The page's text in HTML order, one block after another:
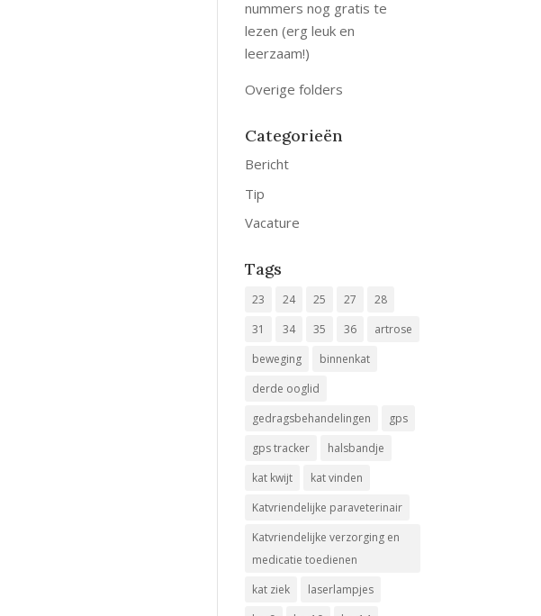
nummers nog gratis te
lezen (erg leuk en
leerzaam!)
Overige folders
Categorieën
Bericht
Tip
Vacature
Tags
23 24 25 27
28
31
34 35 36
artrose
beweging
binnenkat
derde ooglid
gedragsbehandelingen
gps
gps tracker
halsbandje
kat kwijt
kat vinden
Katvriendelijke paraveterinair
Katvriendelijke verzorging en
medicatie toedienen
kat ziek
laserlampjes